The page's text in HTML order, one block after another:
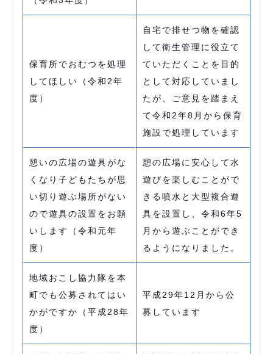
保育所でおむつを処理
してほしい（令和2年
度）
自宅で排せつ物を確認
して衛生管理に役立て
ていただくことを目的
として対応していまし
たが、ご意見を踏まえ
て令和2年8月から保育
施設で処理しています
憩いの広場の遊具がな
くなり子どもたちが思
い切り遊ぶ場所がない
ので遊具の設置をお願
いします（令和元年
度）
憩の広場に安心して水
遊びを楽しむことがで
きる噴水と大型複合遊
具を設置し、令和6年5
月から遊ぶことができ
るようになりました。
地域おこし協力隊を本
町でも公募されてはい
かがですか（平成28年
度）
平成29年12月から公
募しています